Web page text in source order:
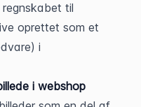
til
oprettet som et
i
i webshop